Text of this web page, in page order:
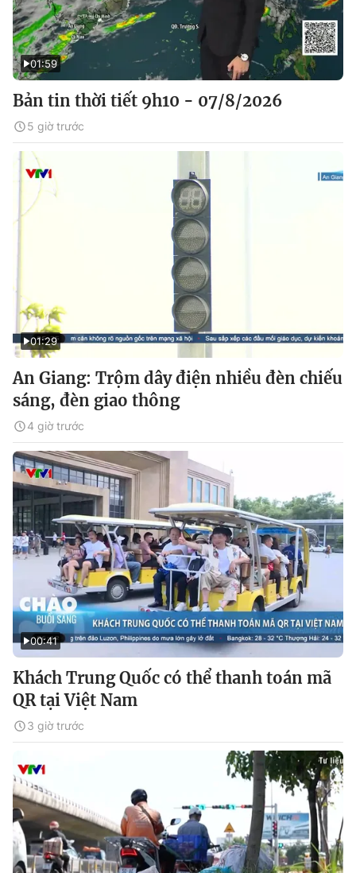
01:59
Bản tin thời tiết 9h10 - 07/8/2026
5 giờ trước
01:29
An Giang: Trộm dây điện nhiều đèn chiếu
sáng, đèn giao thông
4 giờ trước
00:41
Khách Trung Quốc có thể thanh toán mã
QR tại Việt Nam
3 giờ trước